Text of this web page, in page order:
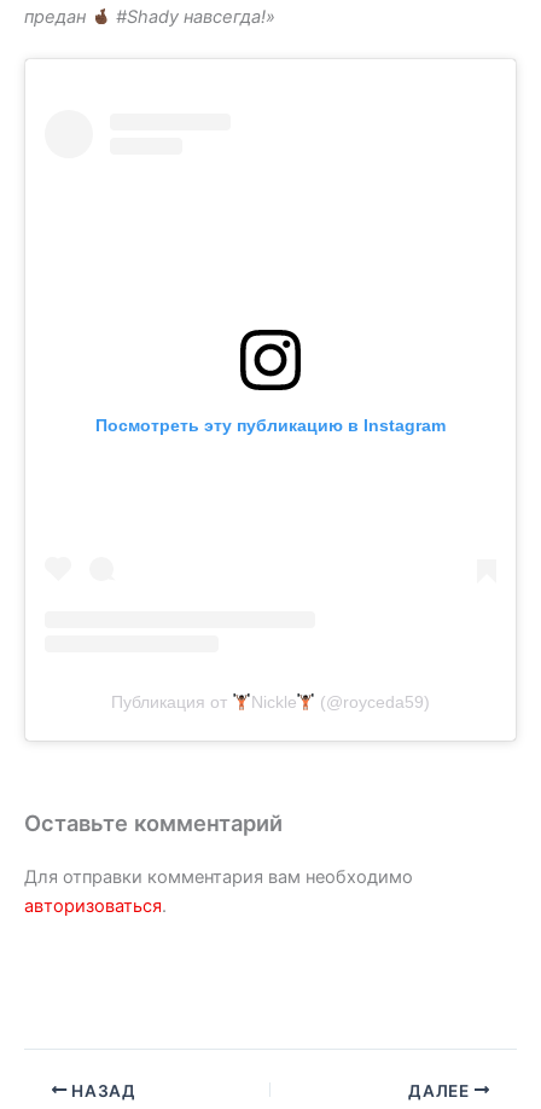
предан
#Shady навсегда!»
Посмотреть эту публикацию в Instagram
Публикация от Nickle (@royceda59)
Оставьте комментарий
Для отправки комментария вам необходимо
авторизоваться.
НАЗАД ДАЛЕЕ